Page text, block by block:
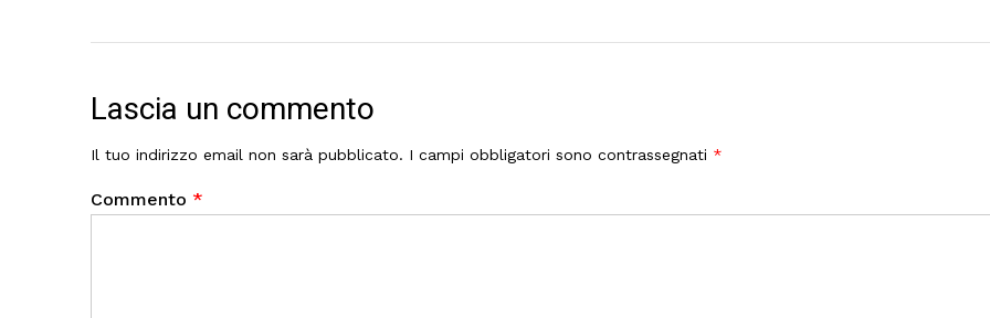
Lascia un commento
Il tuo indirizzo email non sarà pubblicato. I campi obbligatori sono contrassegnati *
Commento *